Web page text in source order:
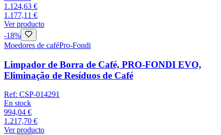
1.124,63 €
1.177,11 €
Ver producto
-18%
Moedores de caféPro-Fondi
Limpador de Borra de Café, PRO-FONDI EVO,
Eliminação de Resíduos de Café
Ref: CSP-014291
En stock
994,04 €
1.217,70 €
Ver producto